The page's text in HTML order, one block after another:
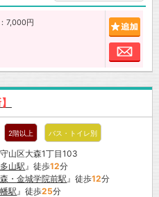
7,000円
お
2階以上 バス・トイレ別
山区大森1丁目103
山駅 』徒歩12分
・金城学院前駅 』徒歩12分
駅 』徒歩25分